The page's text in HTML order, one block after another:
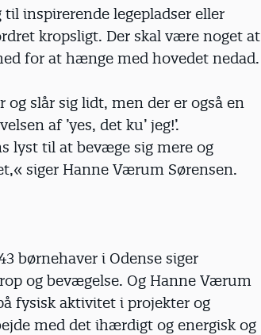
inspirerende legepladser eller
kropsligt. Der skal være noget at
for at hænge med hovedet nedad.
slår sig lidt, men der er også en
af ’yes, det ku’ jeg!’.
lyst til at bevæge sig mere og
siger Hanne Værum Sørensen.
børnehaver i Odense siger
og bevægelse. Og Hanne Værum
fysisk aktivitet i projekter og
med det ihærdigt og energisk og